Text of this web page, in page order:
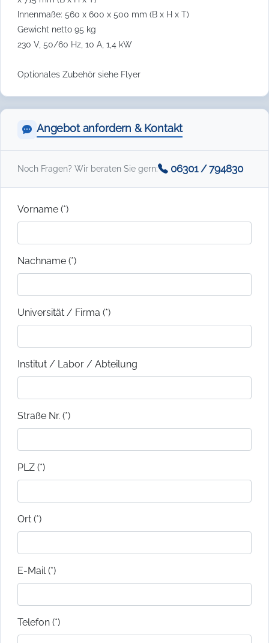
Innenmaße: 560 x 600 x 500 mm (B x H x T)
Gewicht netto 95 kg
230 V, 50/60 Hz, 10 A, 1,4 kW
Optionales Zubehör siehe Flyer
Angebot anfordern & Kontakt
Noch Fragen? Wir beraten Sie gern: 06301 / 794830
Vorname (*)
Nachname (*)
Universität / Firma (*)
Institut / Labor / Abteilung
Straße Nr. (*)
PLZ (*)
Ort (*)
E-Mail (*)
Telefon (*)